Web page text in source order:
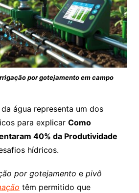
por gotejamento em campo
água representa um dos
para explicar Como
40% da Produtividade
hídricos.
por gotejamento e pivô
têm permitido que